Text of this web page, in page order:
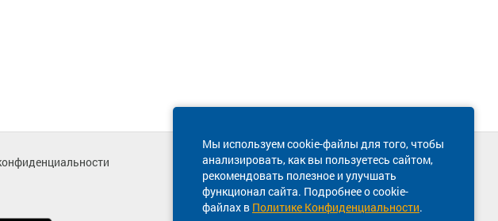
Мы используем cookie-файлы для того, чтобы
анализировать, как вы пользуетесь сайтом,
рекомендовать полезное и улучшать
функционал сайта. Подробнее о cookie-
файлах в Политике Конфиденциальности.
Техническая поддержка сайта
8 800 600-03-38